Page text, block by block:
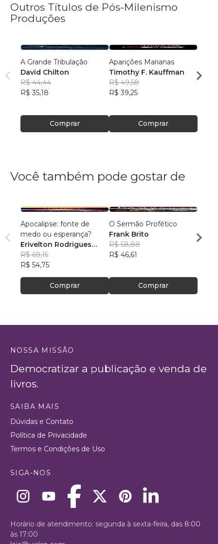
Outros Títulos de Pós-Milenismo
Produções
A Grande Tribulação
David Chilton
R$ 44,44
R$ 35,18
Comprar
Aparições Marianas
Timothy F. Kauffman
R$ 49,58
R$ 39,25
Comprar
Gary
R$
Você também pode gostar de
Apocalipse: fonte de
medo ou esperança?
Erivelton Rodrigues
Nunes
R$ 69,15
R$ 54,75
Comprar
O Sermão Profético
Frank Brito
R$ 58,88
R$ 46,61
Comprar
R$
NOSSA MISSÃO
Democratizar a publicação e venda de
livros.
SAIBA MAIS
Dúvidas e Contato
Política de Privacidade
Termos e Condições de Uso
SIGA-NOS
Horário de atendimento: segunda à sexta-feira, das 8:00
às 17:00